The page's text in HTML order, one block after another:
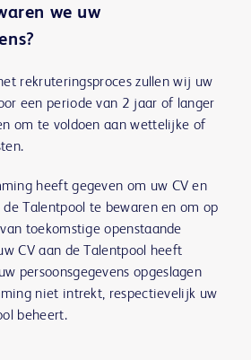
we uw
rekruteringsproces zullen wij uw
een periode van 2 jaar of langer
om te voldoen aan wettelijke of
heeft gegeven om uw CV en
Talentpool te bewaren en om op
toekomstige openstaande
CV aan de Talentpool heeft
persoonsgegevens opgeslagen
niet intrekt, respectievelijk uw
beheert.